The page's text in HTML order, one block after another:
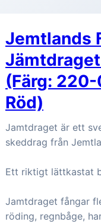
Jemtlands
(Färg:
Röd)
Jamtdraget är ett
skeddrag från
Ett riktigt lättkastat
Jamtdraget fångar
röding, regnbåge,